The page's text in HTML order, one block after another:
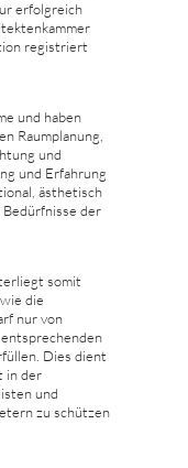
erfolgreich
registriert
und haben
Raumplanung,
und
und Erfahrung
ästhetisch
Bedürfnisse der
somit
die
nur von
Dies dient
in der
und
zu schützen